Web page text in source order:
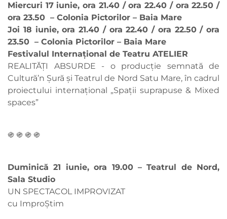
Miercuri 17 iunie, ora 21.40 / ora 22.40 / ora 22.50 /
ora 23.50 – Colonia Pictorilor – Baia Mare
Joi 18 iunie, ora 21.40 / ora 22.40 / ora 22.50 / ora
23.50 – Colonia Pictorilor – Baia Mare
Festivalul Internațional de Teatru ATELIER
REALITĂȚI ABSURDE - o producție semnată de
Cultură’n Șură și Teatrul de Nord Satu Mare, în cadrul
proiectului internațional „Spații suprapuse & Mixed
spaces”
֍ ֍ ֍ ֍
Duminică 21 iunie, ora 19.00 – Teatrul de Nord,
Sala Studio
UN SPECTACOL IMPROVIZAT
cu ImproȘtim